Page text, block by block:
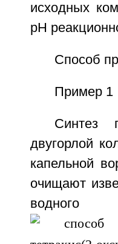
исходных
рН
Способ
Пример 1
Синтез
двугорлой
капельной
очищают
водного